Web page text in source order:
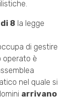
8 la legge
di gestire
operato è
nel quale si
arrivano